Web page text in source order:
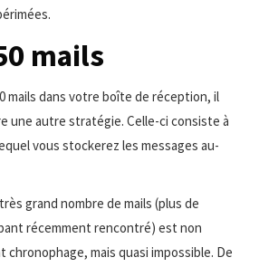
mails
mails dans votre boîte de réception, il
une autre stratégie. Celle-ci consiste à
vous stockerez les messages au-
grand nombre de mails (plus de
récemment rencontré) est non
mais quasi impossible. De